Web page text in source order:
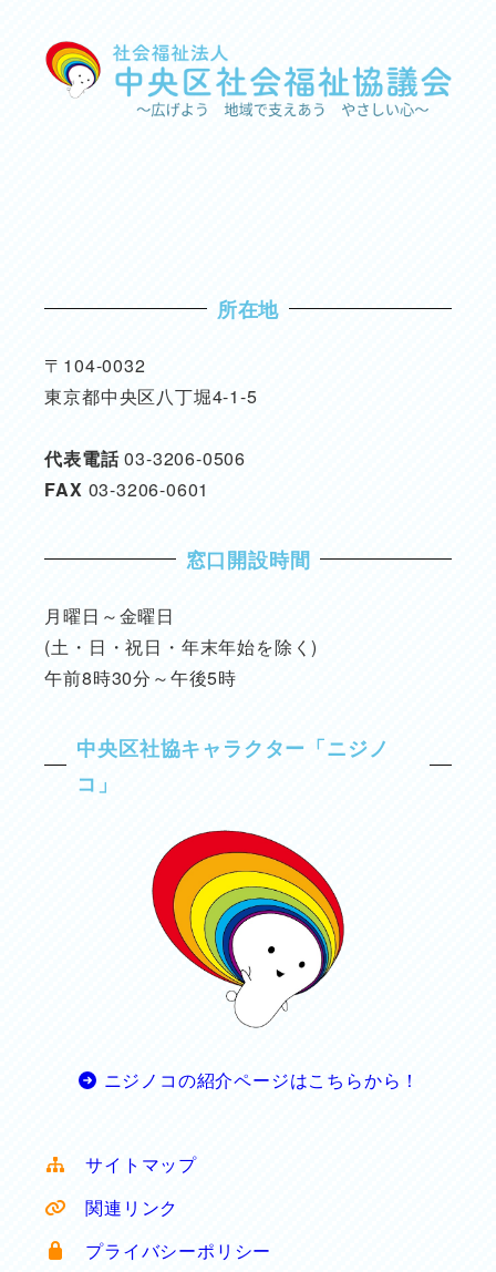
所在地
〒104-0032
東京都中央区八丁堀4-1-5
代表電話03-3206-0506
FAX 03-3206-0601
窓口開設時間
月曜日～金曜日
(土・日・祝日・年末年始を除く)
午前8時30分～午後5時
中央区社協キャラクター「ニジノ
コ」
ニジノコの紹介ページはこちらから！
サイトマップ
関連リンク
プライバシーポリシー